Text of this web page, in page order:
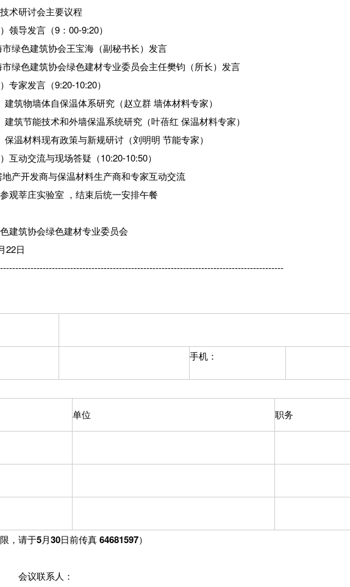
研讨会主要议程
）领导发言（9：00-9:20）
色建筑协会王宝海（副秘书长）发言
色建筑协会绿色建材专业委员会主任樊钧（所长）发言
）专家发言（9:20-10:20）
物墙体自保温体系研究（赵立群 墙体材料专家）
节能技术和外墙保温系统研究（叶蓓红 保温材料专家）
材料现有政策与新规研讨（刘明明 节能专家）
互动交流与现场答疑 （10:20-10:50）
发商与保温材料生产商和专家互动交流
莘庄实验室 ，结束后统一安排午餐
建筑协会绿色建材专业委员会
22日
手机：
单位 职务
，请于5月30日前传真 64681597）
联系人：